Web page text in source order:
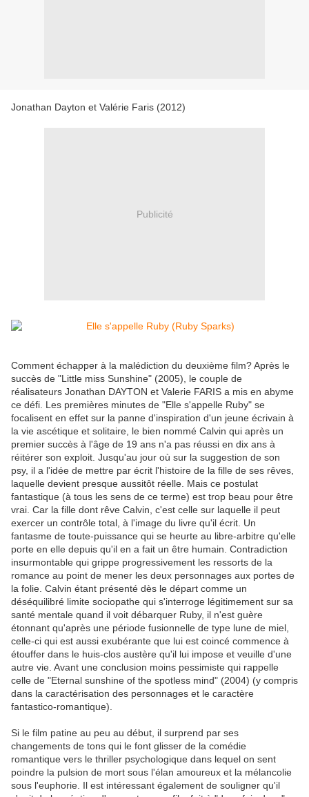
Jonathan Dayton et Valérie Faris (2012)
Publicité
Comment échapper à la malédiction du deuxième film? Après le
succès de "Little miss Sunshine" (2005), le couple de
réalisateurs Jonathan DAYTON et Valerie FARIS a mis en abyme
ce défi. Les premières minutes de "Elle s'appelle Ruby" se
focalisent en effet sur la panne d'inspiration d'un jeune écrivain à
la vie ascétique et solitaire, le bien nommé Calvin qui après un
premier succès à l'âge de 19 ans n'a pas réussi en dix ans à
réitérer son exploit. Jusqu'au jour où sur la suggestion de son
psy, il a l'idée de mettre par écrit l'histoire de la fille de ses rêves,
laquelle devient presque aussitôt réelle. Mais ce postulat
fantastique (à tous les sens de ce terme) est trop beau pour être
vrai. Car la fille dont rêve Calvin, c'est celle sur laquelle il peut
exercer un contrôle total, à l'image du livre qu'il écrit. Un
fantasme de toute-puissance qui se heurte au libre-arbitre qu'elle
porte en elle depuis qu'il en a fait un être humain. Contradiction
insurmontable qui grippe progressivement les ressorts de la
romance au point de mener les deux personnages aux portes de
la folie. Calvin étant présenté dès le départ comme un
déséquilibré limite sociopathe qui s'interroge légitimement sur sa
santé mentale quand il voit débarquer Ruby, il n'est guère
étonnant qu'après une période fusionnelle de type lune de miel,
celle-ci qui est aussi exubérante que lui est coincé commence à
étouffer dans le huis-clos austère qu'il lui impose et veuille d'une
autre vie. Avant une conclusion moins pessimiste qui rappelle
celle de "Eternal sunshine of the spotless mind" (2004) (y compris
dans la caractérisation des personnages et le caractère
fantastico-romantique).
Si le film patine au peu au début, il surprend par ses
changements de tons qui le font glisser de la comédie
romantique vers le thriller psychologique dans lequel on sent
poindre la pulsion de mort sous l'élan amoureux et la mélancolie
sous l'euphorie. Il est intéressant également de souligner qu'il